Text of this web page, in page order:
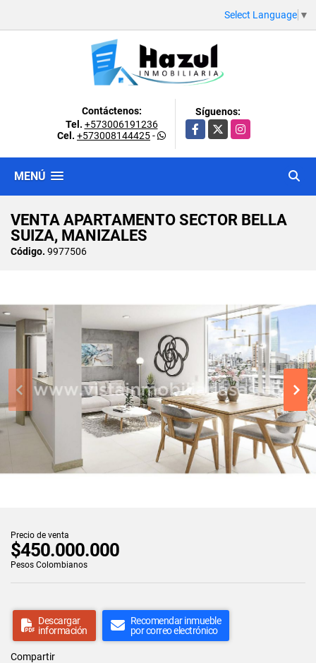
Select Language ▼
Contáctenos:
Tel. +573006191236
Cel. +573008144425-
Síguenos:
Facebook
X Instagram
MENÚ
VENTA APARTAMENTO SECTOR BELLA
SUIZA, MANIZALES
Código. 9977506
Precio de venta
$450.000.000
Pesos Colombianos
Descargar
información
Recomendar inmueble
por correo electrónico
Compartir